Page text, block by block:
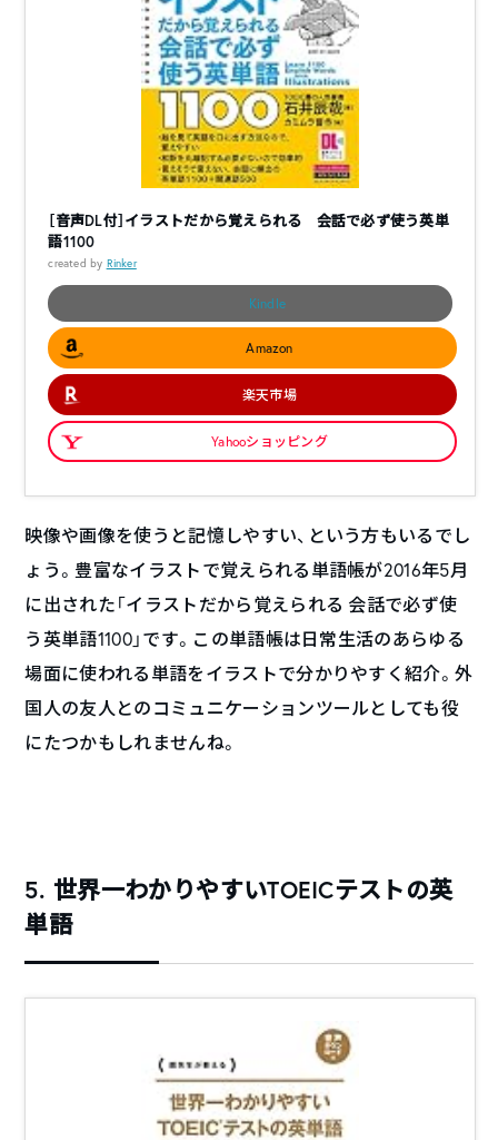
［音声DL付］イラストだから覚えられる 会話で必ず使う英単
語1100
created by Rinker
Kindle
Amazon
楽天市場
Yahooショッピング
映像や画像を使うと記憶しやすい、という方もいるでし
ょう。豊富なイラストで覚えられる単語帳が2016年5月
に出された「イラストだから覚えられる 会話で必ず使
う英単語1100」です。この単語帳は日常生活のあらゆる
場面に使われる単語をイラストで分かりやすく紹介。外
国人の友人とのコミュニケーションツールとしても役
にたつかもしれませんね。
5. 世界一わかりやすいTOEICテストの英
単語